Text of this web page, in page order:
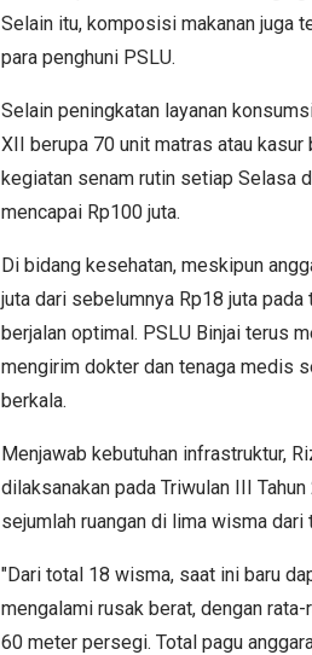
Selain itu, komposisi makanan juga
para penghuni PSLU.
Selain peningkatan layanan
XII berupa 70 unit matras atau kasur
kegiatan senam rutin setiap Selasa
mencapai Rp100 juta.
Di bidang kesehatan, meskipun
juta dari sebelumnya Rp18 juta
berjalan optimal. PSLU Binjai terus
mengirim dokter dan tenaga medis
berkala.
Menjawab kebutuhan infrastruktur,
dilaksanakan pada Triwulan III
sejumlah ruangan di lima wisma
"Dari total 18 wisma, saat ini baru
mengalami rusak berat, dengan
60 meter persegi. Total pagu